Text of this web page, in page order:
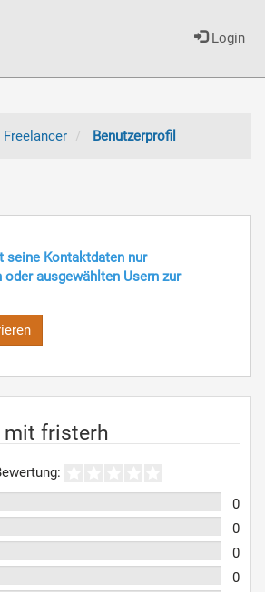
Login
Freelancer
Benutzerprofil
seine Kontaktdaten nur
oder ausgewählten Usern zur
mit fristerh
0
0
0
0